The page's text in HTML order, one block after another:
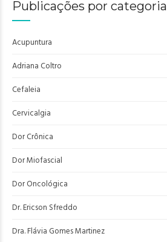
Publicações por categoria
Acupuntura
Adriana Coltro
Cefaleia
Cervicalgia
Dor Crônica
Dor Miofascial
Dor Oncológica
Dr. Ericson Sfreddo
Dra. Flávia Gomes Martinez